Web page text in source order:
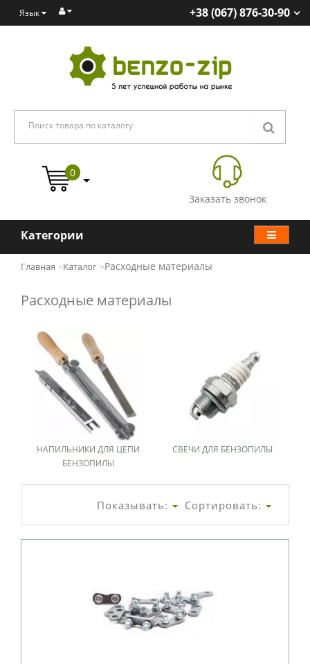
Язык +38 (067) 876-30-90
Заказать звонок
0
Категории
Главная Каталог Расходные материалы
Расходные материалы
НАПИЛЬНИКИ ДЛЯ ЦЕПИ
БЕНЗОПИЛЫ
СВЕЧИ ДЛЯ БЕНЗОПИЛЫ
Сортировать:
Показывать: